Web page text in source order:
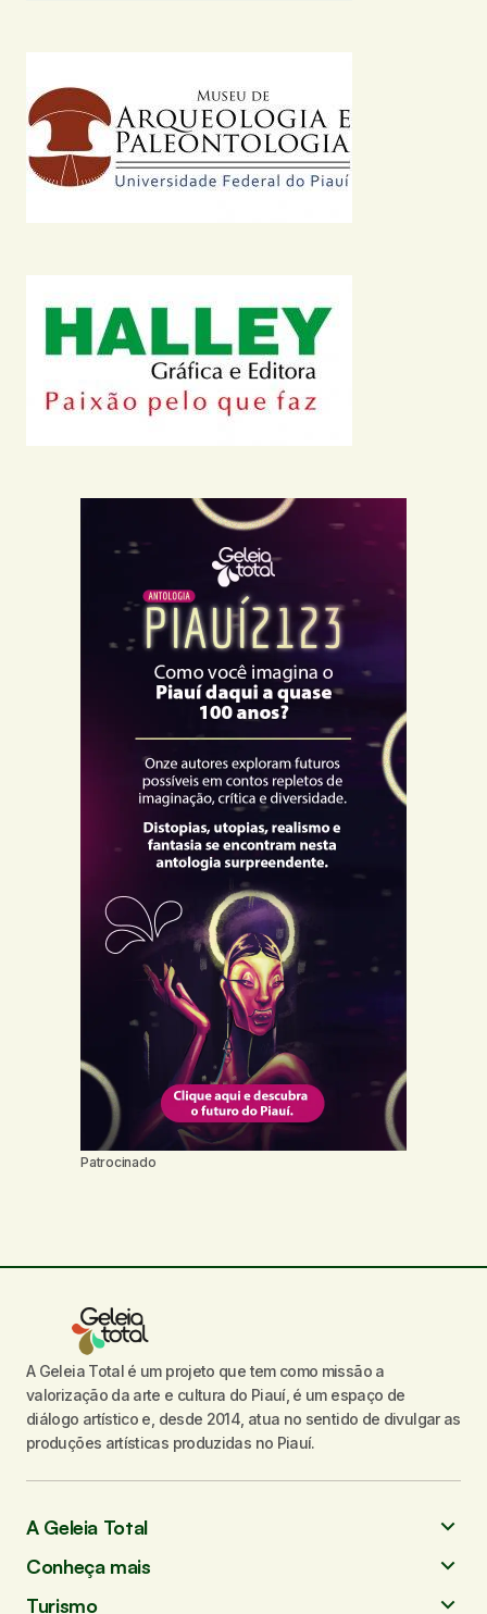
Patrocinado
A Geleia Total é um projeto que tem como missão a
valorização da arte e cultura do Piauí, é um espaço de
diálogo artístico e, desde 2014, atua no sentido de divulgar as
produções artísticas produzidas no Piauí.
A Geleia Total
Conheça mais
Turismo